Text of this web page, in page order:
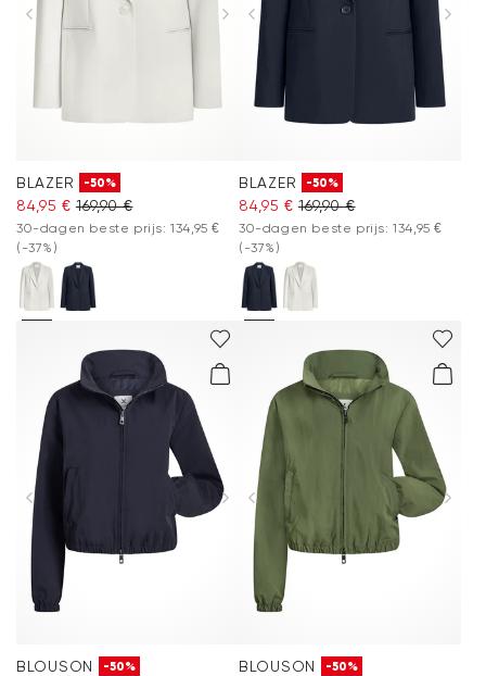
BLAZER -50%
84,95 € 169,90 €
30-dagen beste prijs: 134,95 €
(-37%)
BLAZER -50%
84,95 € 169,90 €
30-dagen beste prijs: 134,95 €
(-37%)
BLOUSON -50% BLOUSON -50%